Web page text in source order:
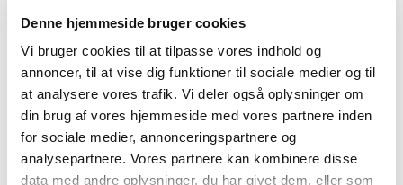
Denne hjemmeside bruger cookies
Vi bruger cookies til at tilpasse vores indhold og
annoncer, til at vise dig funktioner til sociale medier og til
at analysere vores trafik. Vi deler også oplysninger om
din brug af vores hjemmeside med vores partnere inden
for sociale medier, annonceringspartnere og
analysepartnere. Vores partnere kan kombinere disse
data med andre oplysninger, du har givet dem, eller som
under kirken.